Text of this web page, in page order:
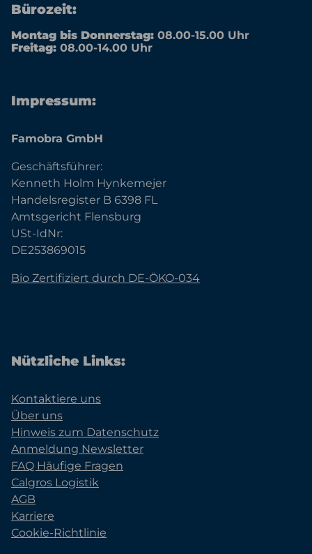
Bürozeit:
Montag bis Donnerstag: 08.00-15.00 Uhr
Freitag: 08.00-14.00 Uhr
Impressum:
Famobra GmbH
Geschäftsführer:
Kenneth Holm Hynkemejer
Handelsregister B 6398 FL
Amtsgericht Flensburg
USt-IdNr:
DE253869015
Bio Zertifiziert durch DE-ÖKO-034
Nützliche Links:
Kontaktiere uns
Über uns
Hinweis zum Datenschutz
Anmeldung Newsletter
FAQ Häufige Fragen
Calgros Logistik
AGB
Karriere
Cookie-Richtlinie